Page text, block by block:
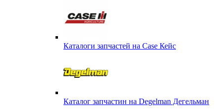
Каталоги запчастей на Case Кейс
Каталог запчастин на Degelman Дегельман